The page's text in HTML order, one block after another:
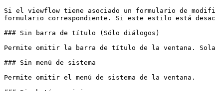
Si el viewflow tiene asociado un formulario de
formulario correspondiente. Si este estilo está
### Sin barra de título (Sólo diálogos)
Permite omitir la barra de título de la ventana.
### Sin menú de sistema
Permite omitir el menú de sistema de la ventana.